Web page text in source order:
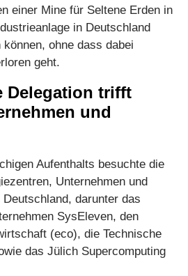
einer Mine für Seltene Erden in
in Deutschland
ohne dass dabei
geht.
Delegation trifft
und
Aufenthalts besuchte die
Unternehmen und
darunter das
SysEleven, den
(eco), die Technische
das Jülich Supercomputing